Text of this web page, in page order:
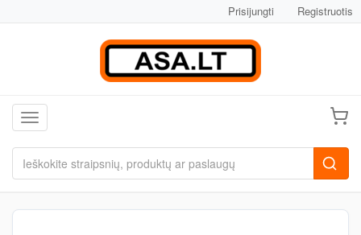
Prisijungti Registruotis
Toggle navigation